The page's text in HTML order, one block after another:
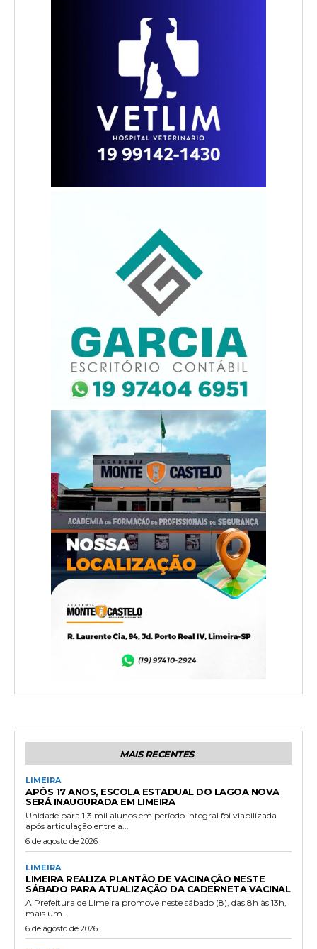
MAIS RECENTES
LIMEIRA
APÓS 17 ANOS, ESCOLA ESTADUAL DO LAGOA NOVA
SERÁ INAUGURADA EM LIMEIRA
Unidade para 1,3 mil alunos em período integral foi viabilizada
após articulação entre a...
6 de agosto de 2026
LIMEIRA
LIMEIRA REALIZA PLANTÃO DE VACINAÇÃO NESTE
SÁBADO PARA ATUALIZAÇÃO DA CADERNETA VACINAL
A Prefeitura de Limeira promove neste sábado (8), das 8h às 13h,
mais um...
6 de agosto de 2026